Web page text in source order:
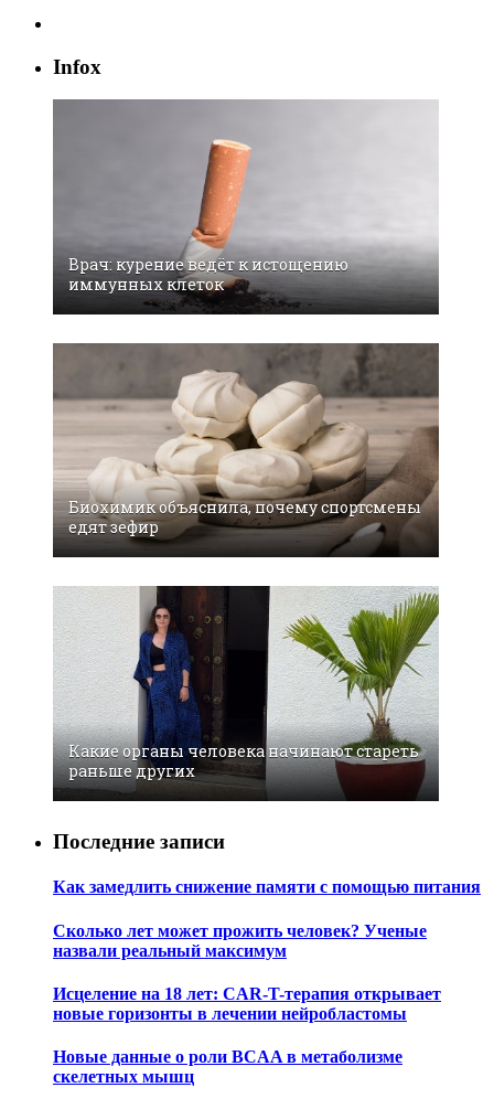
Infox
Врач: курение ведёт к истощению
иммунных клеток
Биохимик объяснила, почему спортсмены
едят зефир
Какие органы человека начинают стареть
раньше других
Последние записи
Как замедлить снижение памяти с помощью питания
Сколько лет может прожить человек? Ученые
назвали реальный максимум
Исцеление на 18 лет: CAR-T-терапия открывает
новые горизонты в лечении нейробластомы
Новые данные о роли BCAA в метаболизме
скелетных мышц